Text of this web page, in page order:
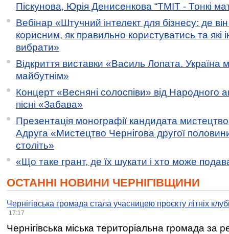
Піскунова, Юрія Денисенкова “ТМІТ - Тонкі
Вебінар «Штучний інтелект для бізнесу: де
корисним, як правильно користуватись та які
вибрати»
Відкриття виставки «Василь Лопата. Україна
майбутнім»
Концерт «Весняні солоспіви» від Народного
пісні «Забава»
Презентація монографії кандидата
Адруга «Мистецтво Чернігова другої
століть»
«Що таке грант, де їх шукати і хто може
ОСТАННІ НОВИНИ ЧЕРНІГІВЩИНИ
Чернігівська громада стала учасницею проєкту літніх
17:17
Чернігівська міська територіальна громада за